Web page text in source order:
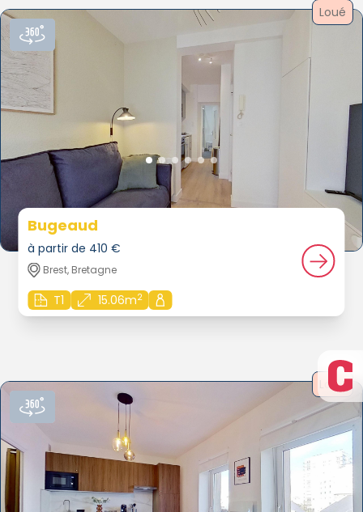
Loué
Bugeaud
à partir de 410 €
Brest, Bretagne
T1 15.06m2
Loué